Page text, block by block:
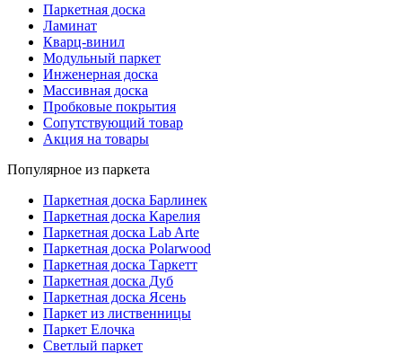
Паркетная доска
Ламинат
Кварц-винил
Модульный паркет
Инженерная доска
Массивная доска
Пробковые покрытия
Сопутствующий товар
Акция на товары
Популярное из паркета
Паркетная доска Барлинек
Паркетная доска Карелия
Паркетная доска Lab Arte
Паркетная доска Polarwood
Паркетная доска Таркетт
Паркетная доска Дуб
Паркетная доска Ясень
Паркет из лиственницы
Паркет Елочка
Светлый паркет